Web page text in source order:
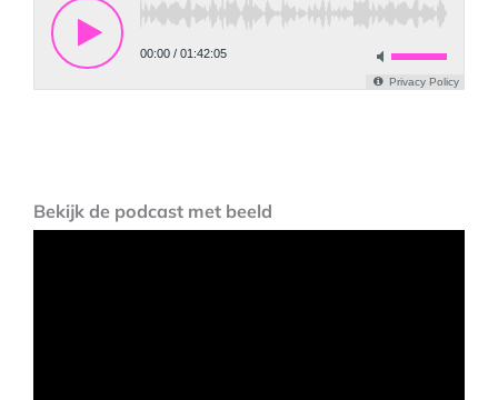
Bekijk de podcast met beeld